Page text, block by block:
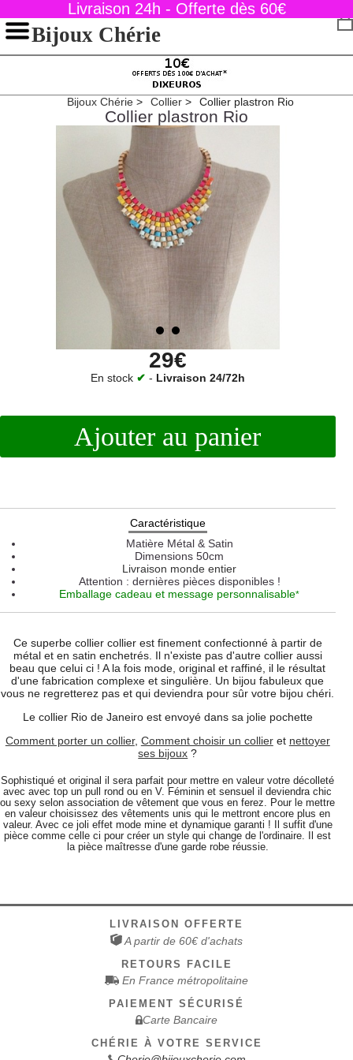
Bijoux Chérie
Livraison 24h - Offerte dès 60€
Bijoux Chérie Collier Collier plastron Rio
Collier plastron Rio
29€
En stock ✔ - Livraison 24/72h
Ce superbe collier collier est finement confectionné à partir de
métal et en satin enchetrés. Il n'existe pas d'autre collier aussi
beau que celui ci ! A la fois mode, original et raffiné, il le résultat
d'une fabrication complexe et singulière. Un bijou fabuleux que
vous ne regretterez pas et qui deviendra pour sûr votre bijou chéri.
Le collier Rio de Janeiro est envoyé dans sa jolie pochette
Ajouter au panier
Caractéristique
MatièreMétal & Satin
Dimensions 50cm
Livraison monde entier
Attention : dernières pièces disponibles !
Emballage cadeau et message personnalisable*
Comment porter un collier, Comment choisir un collieret nettoyer
ses bijoux ?
Sophistiqué et original il sera parfait pour mettre en valeur votre décolleté
avec avec top un pull rond ou en V. Féminin et sensuel il deviendra chic
ou sexy selon association de vêtement que vous en ferez. Pour le mettre
en valeur choisissez des vêtements unis qui le mettront encore plus en
valeur. Avec ce joli effet mode mine et dynamique garanti ! Il suffit d'une
pièce comme celle ci pour créer un style qui change de l'ordinaire. Il est
la pièce maîtresse d'une garde robe réussie.
LIVRAISON OFFERTE
A partir de 60€ d'achats
RETOURS FACILE
En France métropolitaine
PAIEMENT SÉCURISÉ
Carte Bancaire
CHÉRIE À VOTRE SERVICE